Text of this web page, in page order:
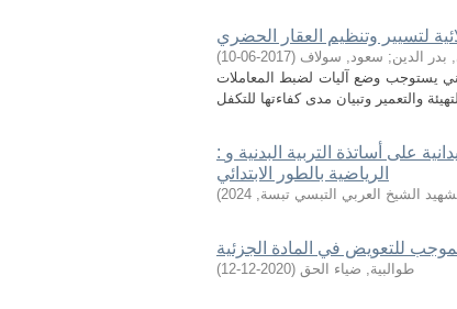
لتسيير وتنظيم العقار الحضري
الدين; سعود, سولاف (
2017-06-10
)
يستوجب وضع آليات لضبط المعاملات
: االتربية البدنية و الرياضية للتعليم الابتدائي- الواقع والمؤمول دراسة ميدانية على أساتذة التربية البدنية و
الرياضية بالطور الابتدائي
الشيخ العربي التبسي تبسة,
2024
)
للتعويض في المادة الجزئية
طوالبية, ضياء الحق (
2020-12-12
)